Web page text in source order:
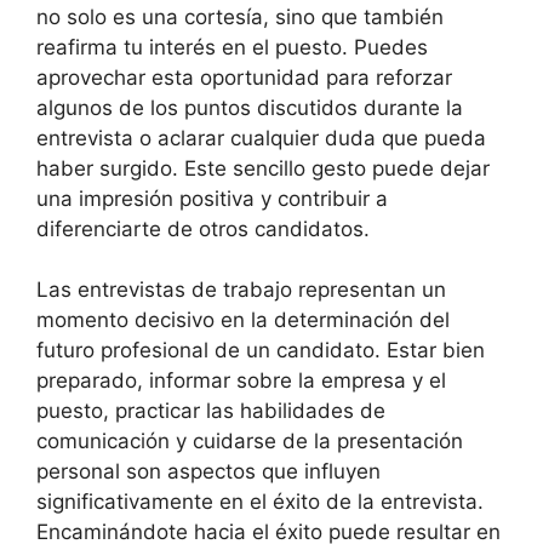
no solo⁣ es una cortesía, sino que también
reafirma tu interés en el puesto. Puedes
aprovechar esta oportunidad⁤ para reforzar
algunos de los ‍puntos ⁣discutidos⁢ durante la
entrevista ⁤o aclarar⁤ cualquier duda que pueda⁢
haber surgido. Este sencillo gesto puede‌ dejar
⁢una impresión positiva y contribuir​ a
diferenciarte de otros candidatos.
Las entrevistas de⁢ trabajo ⁢representan un
momento decisivo en⁤ la⁢ determinación del
futuro profesional de un candidato.‍ Estar ​bien​
preparado, informar sobre ​la empresa y el
puesto, practicar las habilidades de
‌comunicación⁤ y cuidarse ‌de la presentación
personal son aspectos que ⁢influyen
significativamente‍ en el éxito‌ de la⁣ entrevista.
⁤Encaminándote hacia el éxito ⁢puede resultar en